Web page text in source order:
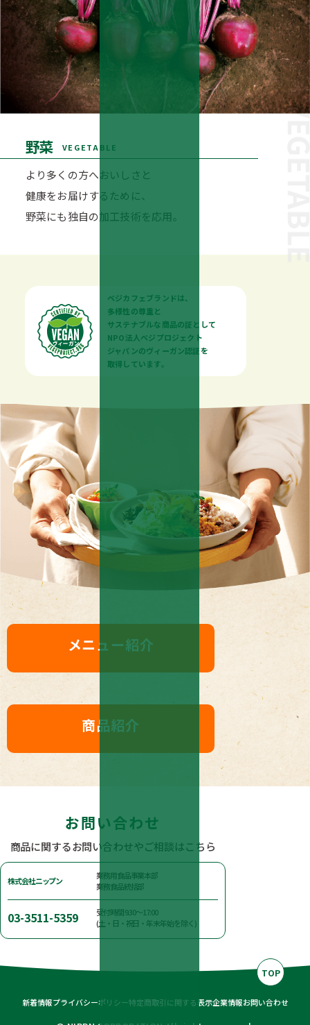
野菜 VEGETABLE
より多くの方へおいしさと
健康をお届けするために、
野菜にも独自の加工技術を応用。
ベジカフェブランドは、
多様性の尊重と
サステナブルな商品の証として
NPO法人ベジプロジェクト
ジャパンのヴィーガン認証を
取得しています。
メニュー紹介
商品紹介
お問い合わせ
商品に関するお問い合わせやご相談はこちら
株式会社ニップン
業務用食品事業本部
業務食品統括部
03-3511-5359
受付時間 9:30～17:00
(土・日・祝日・年末年始を除く)
新着情報プライバシーポリシー特定商取引に関する表示企業情報お問い合わせ
TOP